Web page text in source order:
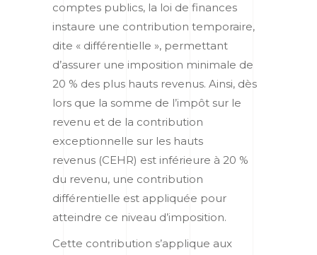
comptes publics, la loi de finances
instaure une contribution temporaire,
dite « différentielle », permettant
d’assurer une imposition minimale de
20 % des plus hauts revenus. Ainsi, dès
lors que la somme de l’impôt sur le
revenu et de la contribution
exceptionnelle sur les hauts
revenus (CEHR) est inférieure à 20 %
du revenu, une contribution
différentielle est appliquée pour
atteindre ce niveau d’imposition.
Cette contribution s’applique aux